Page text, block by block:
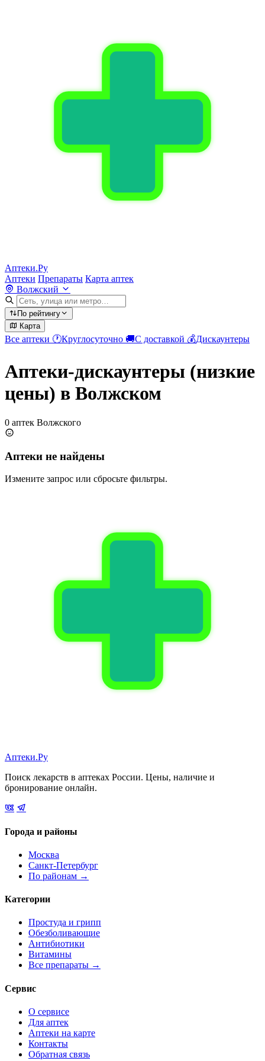
Аптеки.Ру
Аптеки Препараты Карта аптек
Волжский
По рейтингу
Карта
Все аптеки 🕐Круглосуточно 🚚С доставкой 💰Дискаунтеры
Аптеки-дискаунтеры (низкие
цены) в Волжском
0 аптек Волжского
Аптеки не найдены
Измените запрос или сбросьте фильтры.
Аптеки.Ру
Поиск лекарств в аптеках России. Цены, наличие и
бронирование онлайн.
Города и районы
Москва
Санкт-Петербург
По районам →
Категории
Простуда и грипп
Обезболивающие
Антибиотики
Витамины
Все препараты →
Сервис
О сервисе
Для аптек
Аптеки на карте
Контакты
Обратная связь